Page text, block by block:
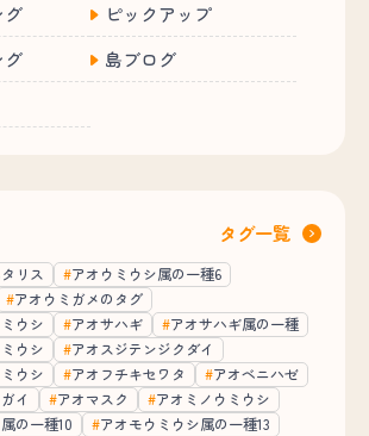
グ
ピックアップ
グ
島ブログ
タグ一覧
リス
アオウミウシ属の一種6
アオウミガメのタグ
ウシ
アオサハギ
アオサハギ属の一種
ウシ
アオスジテンジクダイ
ウシ
アオフチキセワタ
アオベニハゼ
イ
アオマスク
アオミノウミウシ
の一種10
アオモウミウシ属の一種13